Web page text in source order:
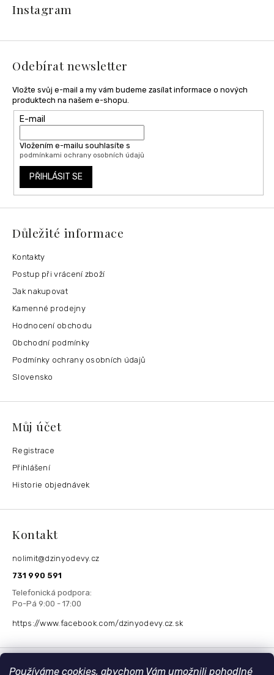
Používáme cookies, abychom Vám umožnili pohodlné
t
Instagram
Odebírat newsletter
Vložte svůj e-mail a my vám budeme zasílat informace o nových
produktech na našem e-shopu.
E-mail
Vložením e-mailu souhlasíte s
podmínkami ochrany osobních údajů
PŘIHLÁSIT SE
Důležité informace
Kontakty
Postup při vrácení zboží
Jak nakupovat
Kamenné prodejny
Hodnocení obchodu
Obchodní podmínky
Podmínky ochrany osobních údajů
Slovensko
Můj účet
Registrace
Přihlášení
Historie objednávek
Kontakt
nolimit@dzinyodevy.cz
731 990 591
https://www.facebook.com/dzinyodevy.cz.sk